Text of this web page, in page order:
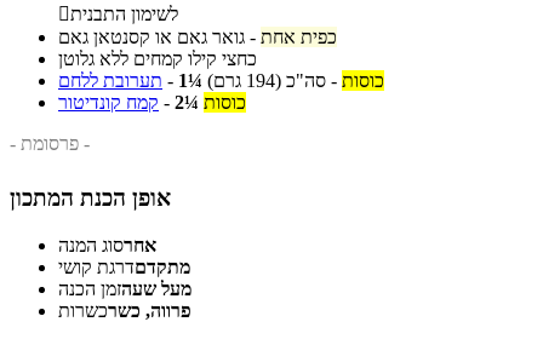
לשימון התבנית
גואר גאם או קסנטאן גאם - כפית אחת
כחצי קילו קמחים ללא גלוטן
תערובת ללחם - 1¼ כוסות - סה"כ (194 גרם)
קמח קונדיטור - 2¼ כוסות
- פרסומת -
אופן הכנת המתכון
אחרסוג המנה
מתקדםדרגת קושי
מעל שעהזמן הכנה
פרווה, כשרכשרות